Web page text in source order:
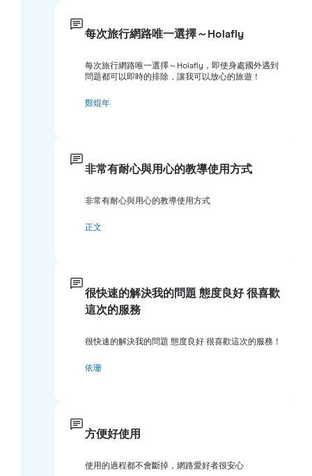
每次旅行網路唯一選擇～Holafly
每次旅行網路唯一選擇～Holafly，即使身處國外遇到
問題都可以即時的排除，讓我可以放心的旅遊！
鄭焜年
非常有耐心與用心的教導使用方式
非常有耐心與用心的教導使用方式
正文
很快速的解決我的問題 態度良好 很喜歡
這次的服務
很快速的解決我的問題 態度良好 很喜歡這次的服務！
依珊
方便好使用
使用的過程都不會斷掉，網路愛好者很安心